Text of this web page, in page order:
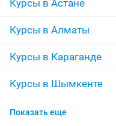
сметчик договорная
обучение курсы тоо 3
обучение тендерам
государственные закупки
Курсы в Астане
Курсы в Алматы
Курсы в Караганде
Курсы в Шымкенте
Курсы в Актобе
Показать еще